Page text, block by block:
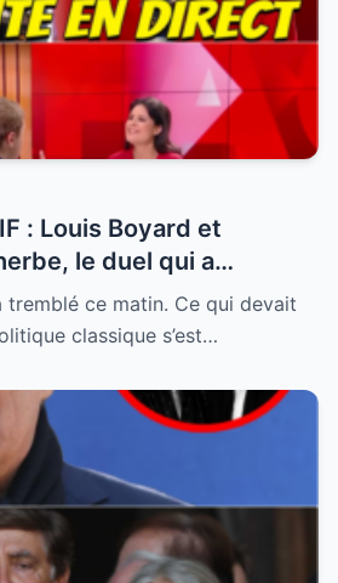
: Louis Boyard et
le duel qui a
!
tremblé ce matin. Ce qui devait
classique s’est…